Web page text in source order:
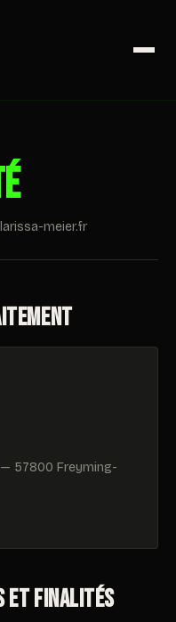
meier.fr
— 57800 Freyming-
et finalités